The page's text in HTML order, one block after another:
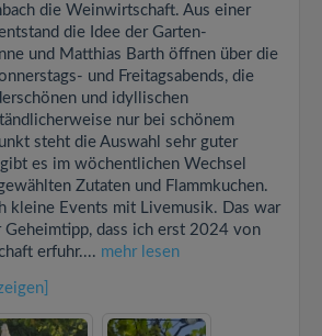
die Weinwirtschaft. Aus einer
die Idee der Garten-
und Matthias Barth öffnen über die
und Freitagsabends, die
und idyllischen
nur bei schönem
steht die Auswahl sehr guter
es im wöchentlichen Wechsel
Zutaten und Flammkuchen.
kleine Events mit Livemusik. Das war
Geheimtipp, dass ich erst 2024 von
erfuhr.... mehr lesen